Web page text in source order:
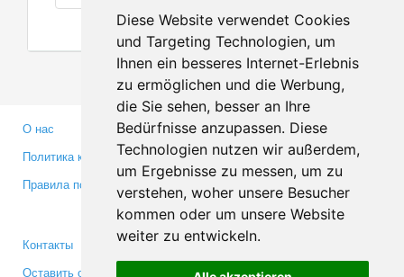
Diese Website verwendet Cookies
und Targeting Technologien, um
Ihnen ein besseres Internet-Erlebnis
zu ermöglichen und die Werbung,
die Sie sehen, besser an Ihre
Bedürfnisse anzupassen. Diese
Technologien nutzen wir außerdem,
um Ergebnisse zu messen, um zu
verstehen, woher unsere Besucher
kommen oder um unsere Website
weiter zu entwickeln.
О нас
Политика конфиденциальности
Правила пользования
Партнерам
Инвесторам
Медиа
Контакты
Оставить отзыв
Facebook
Twitter